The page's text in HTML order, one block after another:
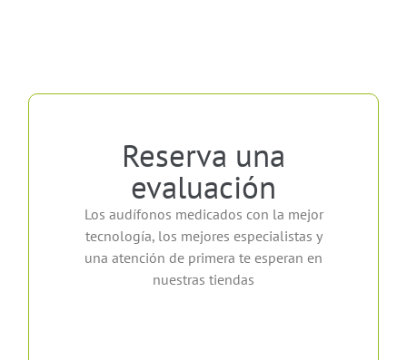
Reserva una
evaluación
Los audífonos medicados con la mejor
tecnología, los mejores especialistas y
una atención de primera te esperan en
nuestras tiendas